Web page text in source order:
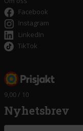
Facebook
Instagram
LinkedIn
TikTok
9,00 / 10
Nyhetsbrev